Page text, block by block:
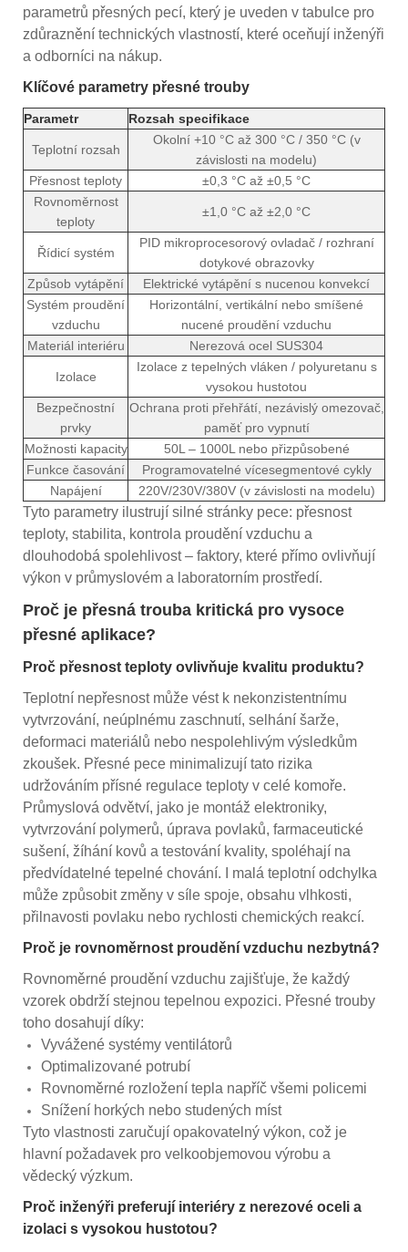
parametrů přesných pecí, který je uveden v tabulce pro
zdůraznění technických vlastností, které oceňují inženýři
a odborníci na nákup.
Klíčové parametry přesné trouby
Parametr Rozsah specifikace
Teplotní rozsah
Okolní +10 °C až 300 °C / 350 °C (v
závislosti na modelu)
Přesnost teploty
±0,3 °C až ±0,5 °C
Rovnoměrnost
teploty
±1,0 °C až ±2,0 °C
Řídicí systém
PID mikroprocesorový ovladač / rozhraní
dotykové obrazovky
Způsob vytápění
Elektrické vytápění s nucenou konvekcí
Systém proudění
vzduchu
Horizontální, vertikální nebo smíšené
nucené proudění vzduchu
Materiál interiéru
Nerezová ocel SUS304
Izolace
Izolace z tepelných vláken / polyuretanu s
vysokou hustotou
Bezpečnostní
prvky
Ochrana proti přehřátí, nezávislý omezovač,
paměť pro vypnutí
Možnosti kapacity
50L – 1000L nebo přizpůsobené
Funkce časování
Programovatelné vícesegmentové cykly
Napájení
220V/230V/380V (v závislosti na modelu)
Tyto parametry ilustrují silné stránky pece: přesnost
teploty, stabilita, kontrola proudění vzduchu a
dlouhodobá spolehlivost – faktory, které přímo ovlivňují
výkon v průmyslovém a laboratorním prostředí.
Proč je přesná trouba kritická pro vysoce
přesné aplikace?
Proč přesnost teploty ovlivňuje kvalitu produktu?
Teplotní nepřesnost může vést k nekonzistentnímu
vytvrzování, neúplnému zaschnutí, selhání šarže,
deformaci materiálů nebo nespolehlivým výsledkům
zkoušek. Přesné pece minimalizují tato rizika
udržováním přísné regulace teploty v celé komoře.
Průmyslová odvětví, jako je montáž elektroniky,
vytvrzování polymerů, úprava povlaků, farmaceutické
sušení, žíhání kovů a testování kvality, spoléhají na
předvídatelné tepelné chování. I malá teplotní odchylka
může způsobit změny v síle spoje, obsahu vlhkosti,
přilnavosti povlaku nebo rychlosti chemických reakcí.
Proč je rovnoměrnost proudění vzduchu nezbytná?
Rovnoměrné proudění vzduchu zajišťuje, že každý
vzorek obdrží stejnou tepelnou expozici. Přesné trouby
toho dosahují díky:
Vyvážené systémy ventilátorů
Optimalizované potrubí
Rovnoměrné rozložení tepla napříč všemi policemi
Snížení horkých nebo studených míst
Tyto vlastnosti zaručují opakovatelný výkon, což je
hlavní požadavek pro velkoobjemovou výrobu a
vědecký výzkum.
Proč inženýři preferují interiéry z nerezové oceli a
izolaci s vysokou hustotou?